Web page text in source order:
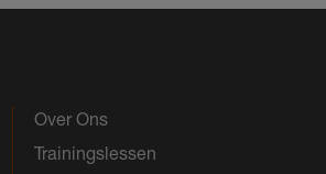
Over Ons
Trainingslessen